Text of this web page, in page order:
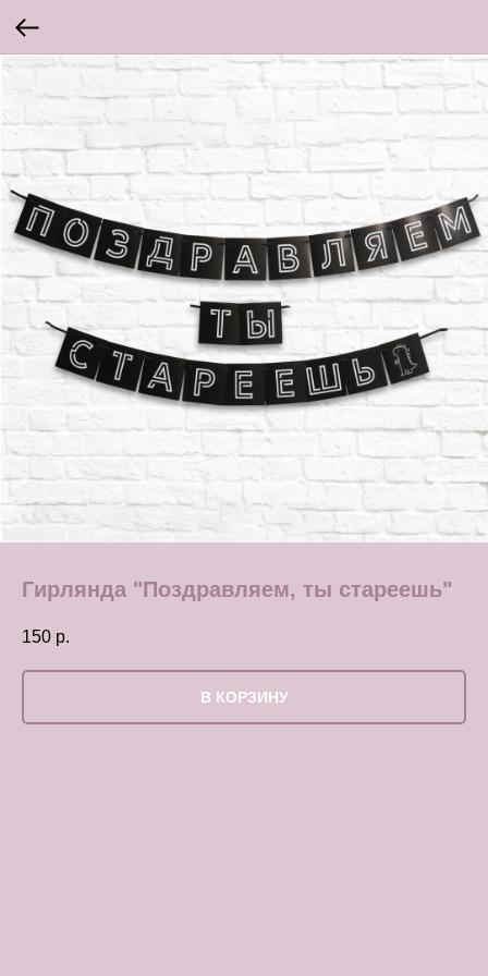
Гирлянда "Поздравляем, ты стареешь"
150 р.
В КОРЗИНУ